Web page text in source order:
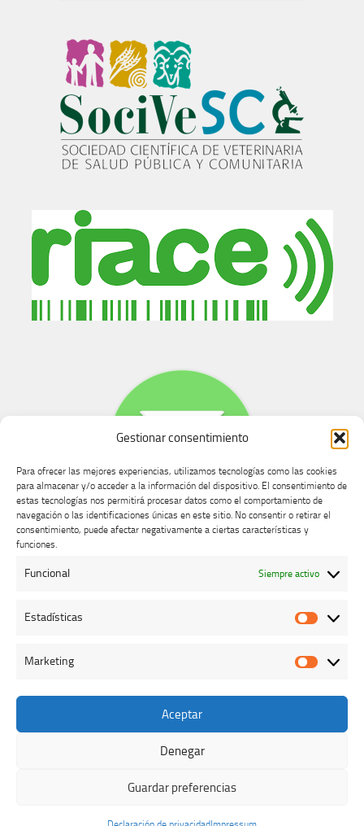
Gestionar consentimiento
Para ofrecer las mejores experiencias, utilizamos tecnologías como las cookies
para almacenar y/o acceder a la información del dispositivo. El consentimiento de
estas tecnologías nos permitirá procesar datos como el comportamiento de
navegación o las identificaciones únicas en este sitio. No consentir o retirar el
consentimiento, puede afectar negativamente a ciertas características y
funciones.
Funcional Siempre activo
Estadísticas
Marketing
Aceptar
Denegar
Guardar preferencias
Buzón de dudas, quejas y sugerencias
Colegio Oficial de Veterinarios de Cáceres © 2026. Todos los